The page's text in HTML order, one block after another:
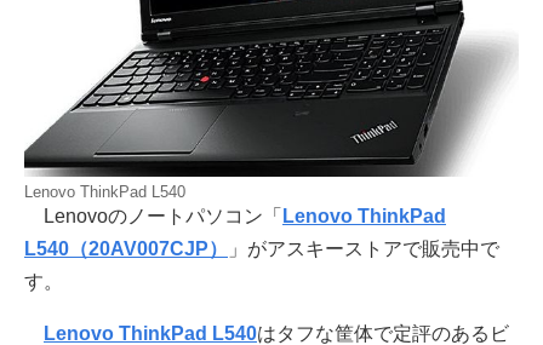
Lenovo ThinkPad L540
Lenovoのノートパソコン「 Lenovo ThinkPad
L540（20AV007CJP）
」がアスキーストアで販売中で
す。
Lenovo ThinkPad L540はタフな筐体で定評のあるビ